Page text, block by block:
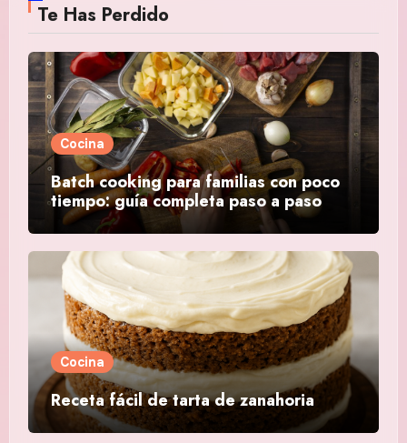
Te Has Perdido
Cocina
Batch cooking para familias con poco
tiempo: guía completa paso a paso
Cocina
Receta fácil de tarta de zanahoria